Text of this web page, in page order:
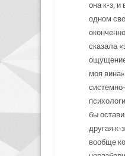
она к-з, и
одном
сказала
моя
бы
другая к-
вообще